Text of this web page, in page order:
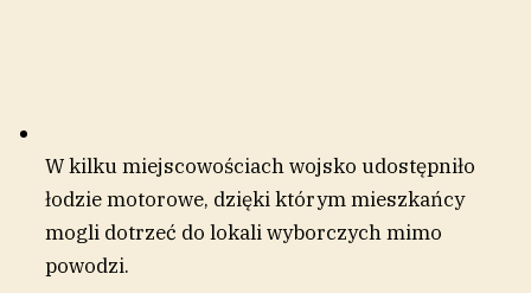
W kilku miejscowościach wojsko udostępniło
łodzie motorowe, dzięki którym mieszkańcy
mogli dotrzeć do lokali wyborczych mimo
powodzi.